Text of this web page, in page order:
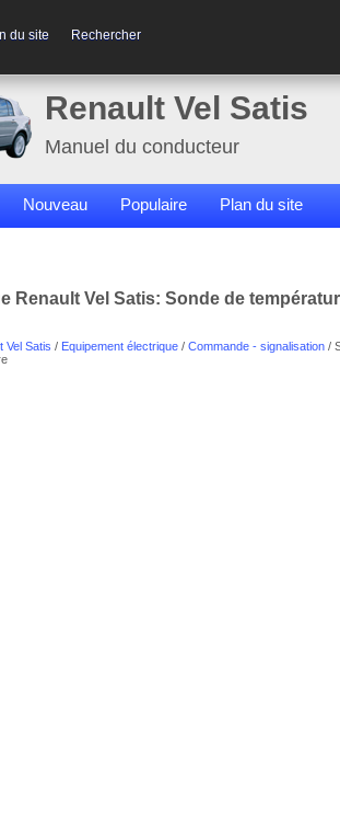
du site Rechercher
Renault Vel Satis
Manuel du conducteur
Nouveau Populaire Plan du site
Renault Vel Satis: Sonde de
Vel Satis / Equipement électrique / Commande - signalisation /